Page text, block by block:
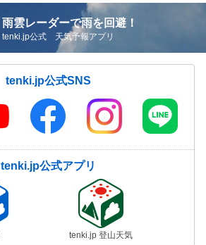
雨雲レーダーで雨を回避！
tenki.jp公式 天気予報アプリ
tenki.jp公式SNS
tenki.jp公式アプリ
tenki.jp 登山天気